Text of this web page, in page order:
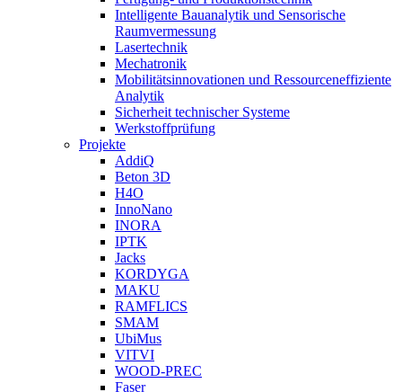
Intelligente Bauanalytik und Sensorische
Raumvermessung
Lasertechnik
Mechatronik
Mobilitätsinnovationen und Ressourceneffiziente
Analytik
Sicherheit technischer Systeme
Werkstoffprüfung
Projekte
AddiQ
Beton 3D
H4O
InnoNano
INORA
IPTK
Jacks
KORDYGA
MAKU
RAMFLICS
SMAM
UbiMus
VITVI
WOOD-PREC
Faser